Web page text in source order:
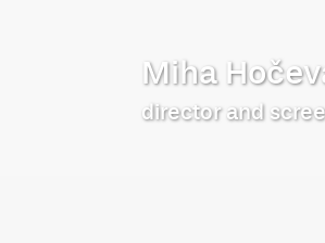
Miha
director and